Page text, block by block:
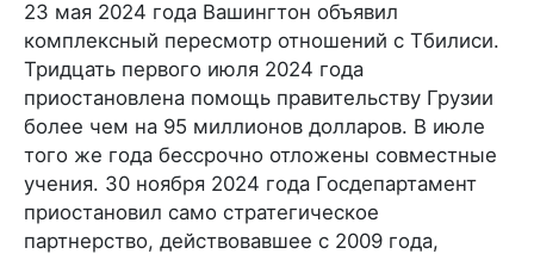
23 мая 2024 года Вашингтон объявил
комплексный пересмотр отношений с Тбилиси.
Тридцать первого июля 2024 года
приостановлена помощь правительству Грузии
более чем на 95 миллионов долларов. В июле
того же года бессрочно отложены совместные
учения. 30 ноября 2024 года Госдепартамент
приостановил само стратегическое
партнерство, действовавшее с 2009 года,